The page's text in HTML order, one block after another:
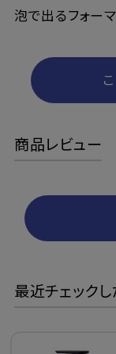
泡で出るフォー
商品レビュー
最近チェック